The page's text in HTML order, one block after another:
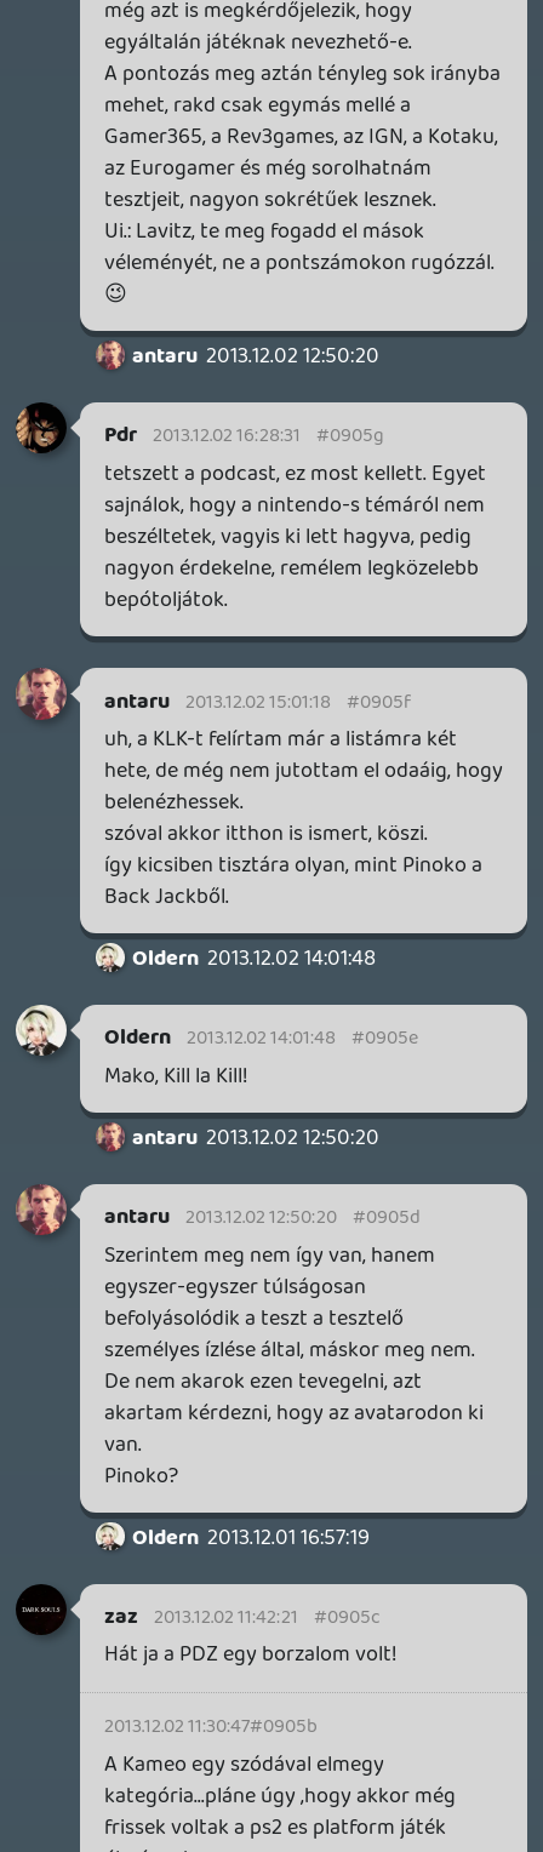
Viszont...ha már van egy érzetem, és olyan
irányból támadom be a cikket, ami nem
feltétlenül univerzálisan igaz (i.e. Lavitz
esete az ACIV-el, sokadjára olvasom a
tesztet, és nem érzem a problémát a
szöveggel, a ponttal, vagy a szöveg-pont
kölcsönhatással), akkor szoktak születni az
olyan érdekesebb megszólalások, mint
hogy "ezt nem hetesnek olvasom", meg "ha
az előző évire nagyobbat adtál, akkor ez
most mit jelent...", vagy hogy
"összecsaptad".
Más emberek vagyunk, és van, hogy az
egyik ember számára logikusan (a saját
belső logikánk szerint) végigvezetett,
pontról-pontra-igaz rendszer más
konklúziókat szül, mint egy másik ember
hasonlóan létrehozott, internális
logikájában makulátlan következtetési
A legjobb példa erre: ha egy játék minden
szempontból jobb, mint a
tavalyi/tavalyelőtti elődje, attól még simán
kaphat roszabb pontokat annál. Más idők,
más elvárások, más ingerküszöb, illetve a
ott van. Ez egyaránt igaz a Batmanra, az
AC-re, a COD-okra, vagy akár a
Battlefieldre is. Ha nem így lenne, 12-13
pontokat kéne szórni azoknak a
játékoknak az utódaira, amik 2007-2008
környékén 9 pontnak számítottak.
CHASE 2013.12.01 16:26:42
mcmacko
Mester, írj nekem privit, valamit keresek a
lootos zacskóban! 🙂
(Bár utánaszámolni lusta voltam... 🙂
CHASE 2013.12.01 16:26:42 #09053
Csak én emlékszem arra, amikor Oldernt
miatt?
Vagy drag az ilyen szent tehén, őt nem
bántjuk?
Danee 2013.12.01 10:57:34
friedmannt 2013.12.01 16:14:54 #09052
Amit én értek (gamerportal-os dolog csak
humor volt, hagyjuk is).
1. Lavitznak nem tetszett az AC4 teszt. Van
ilyen.
2. van olyan is, hogy egy szerző nem ír
olyan jó cikkett, mint általában. Valamelyik
cikk jobban sikerül, van amelyik
3. A trollok is kattintanak a hirdetésekre.
Bannolni mindenkit az első "bazdmeg" után
szerintem túl korai.
4. A cikkek végén levő pontszámra
szükség van. Kell a lusta gamernek, aki
nem tudja eldönteni egy cikkből, hogy
tetszene-e neki a játék, de a pontszámból
megérti. És kell a kiadó/fejlesztő
sajtósának is, aki adott tesztpéldányt,
elintézett mindenféle belépőket, adott
exkluzív információt a lapnak. Őket is